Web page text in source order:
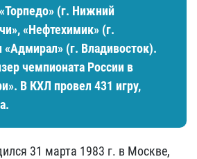
(г. Нижний
«Нефтехимик» (г.
(г. Владивосток).
чемпионата России в
В КХЛ провел 431 игру,
31 марта 1983 г. в Москве,